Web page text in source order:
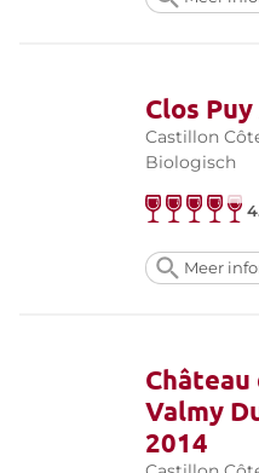
Clos
Castillon
Biologisch
Meer
Château
Valmy
2014